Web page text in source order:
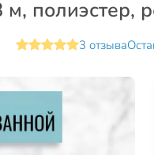
полиэстер,
3 отзыва